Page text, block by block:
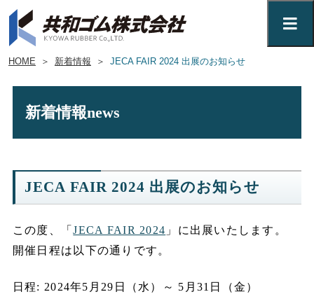
HOME ＞ 新着情報 ＞ JECA FAIR 2024 出展のお知らせ
新着情報news
JECA FAIR 2024 出展のお知らせ
この度、「JECA FAIR 2024 」に出展いたします。
開催日程は以下の通りです。
日程: 2024年5月29日（水）～ 5月31日（金）